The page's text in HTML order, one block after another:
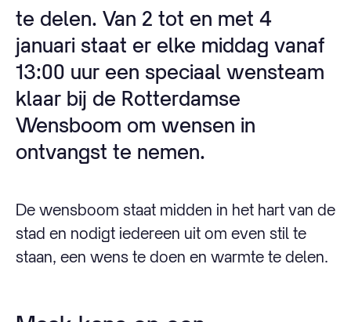
te delen. Van 2 tot en met 4
januari staat er elke middag vanaf
13:00 uur een speciaal wensteam
klaar bij de Rotterdamse
Wensboom om wensen in
ontvangst te nemen.
De wensboom staat midden in het hart van de
stad en nodigt iedereen uit om even stil te
staan, een wens te doen en warmte te delen.